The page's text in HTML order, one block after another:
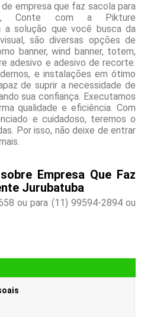
empresa que faz sacola para
Conte com a Pikture
a solução que você busca da
são diversas opções de
banner, wind banner, totem,
adesivo e adesivo de recorte.
e instalações em ótimo
de suprir a necessidade de
sua confiança. Executamos
qualidade e eficiência. Com
e cuidadoso, teremos o
Por isso, não deixe de entrar
Empresa Que Faz
Jurubatuba
ou para (11) 99594-2894ou